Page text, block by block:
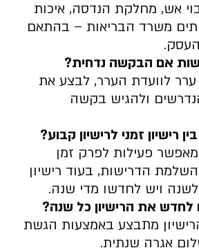
אש, מחלקת הנדסה, איכות
משרד הבריאות – בהתאם
העסק.
אם הבקשה נדחית?
ערר לוועדת הערר, לבצע את
ולהגיש בקשה
רישיון זמני לרישיון קבוע?
מאפשר פעילות לפרק זמן
הדרישות, בעוד רישיון
ויש לחדשו מדי שנה.
לחדש את הרישיון כל שנה?
מתבצע באמצעות הגשת
אגרה שנתית.